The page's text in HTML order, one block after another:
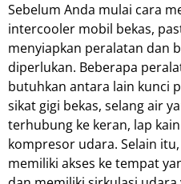
Sebelum Anda mulai cara
intercooler mobil bekas,
menyiapkan peralatan dan
diperlukan. Beberapa
butuhkan antara lain kunci
sikat gigi bekas, selang air
terhubung ke keran, lap
kompresor udara. Selain
memiliki akses ke tempat